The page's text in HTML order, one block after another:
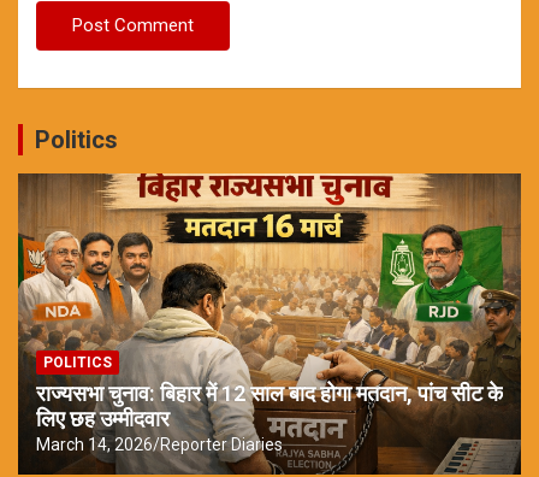
Politics
POLITICS
राज्यसभा चुनाव: बिहार में 12 साल बाद होगा मतदान, पांच सीट के
लिए छह उम्मीदवार
March 14, 2026 Reporter Diaries